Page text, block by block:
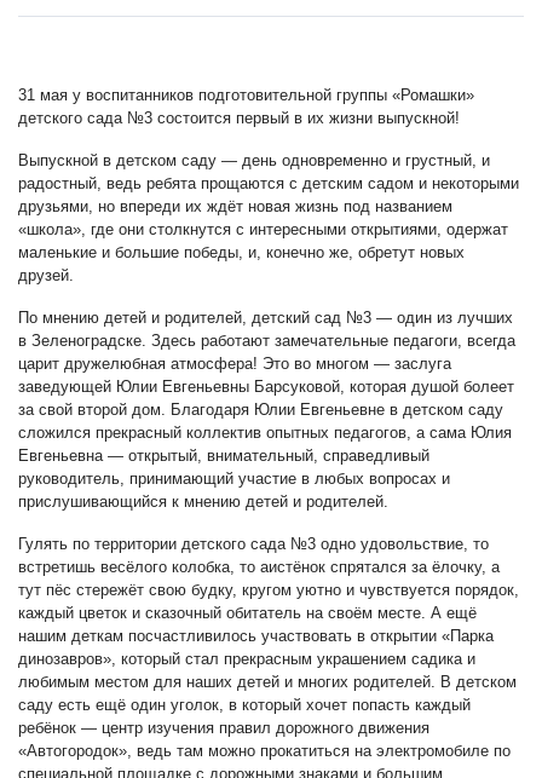
31 мая у воспитанников подготовительной группы «Ромашки»
детского сада №3 состоится первый в их жизни выпускной!
Выпускной в детском саду — день одновременно и грустный, и
радостный, ведь ребята прощаются с детским садом и некоторыми
друзьями, но впереди их ждёт новая жизнь под названием
«школа», где они столкнутся с интересными открытиями, одержат
маленькие и большие победы, и, конечно же, обретут новых
друзей.
По мнению детей и родителей, детский сад №3 — один из лучших
в Зеленоградске. Здесь работают замечательные педагоги, всегда
царит дружелюбная атмосфера! Это во многом — заслуга
заведующей Юлии Евгеньевны Барсуковой, которая душой болеет
за свой второй дом. Благодаря Юлии Евгеньевне в детском саду
сложился прекрасный коллектив опытных педагогов, а сама Юлия
Евгеньевна — открытый, внимательный, справедливый
руководитель, принимающий участие в любых вопросах и
прислушивающийся к мнению детей и родителей.
Гулять по территории детского сада №3 одно удовольствие, то
встретишь весёлого колобка, то аистёнок спрятался за ёлочку, а
тут пёс стережёт свою будку, кругом уютно и чувствуется порядок,
каждый цветок и сказочный обитатель на своём месте. А ещё
нашим деткам посчастливилось участвовать в открытии «Парка
динозавров», который стал прекрасным украшением садика и
любимым местом для наших детей и многих родителей. В детском
саду есть ещё один уголок, в который хочет попасть каждый
ребёнок — центр изучения правил дорожного движения
«Автогородок», ведь там можно прокатиться на электромобиле по
специальной площадке с дорожными знаками и большим